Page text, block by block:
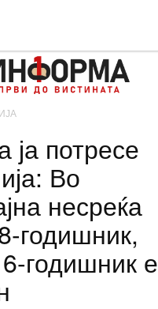
ја потресе
Во
несреќа
годишник,
годишник е